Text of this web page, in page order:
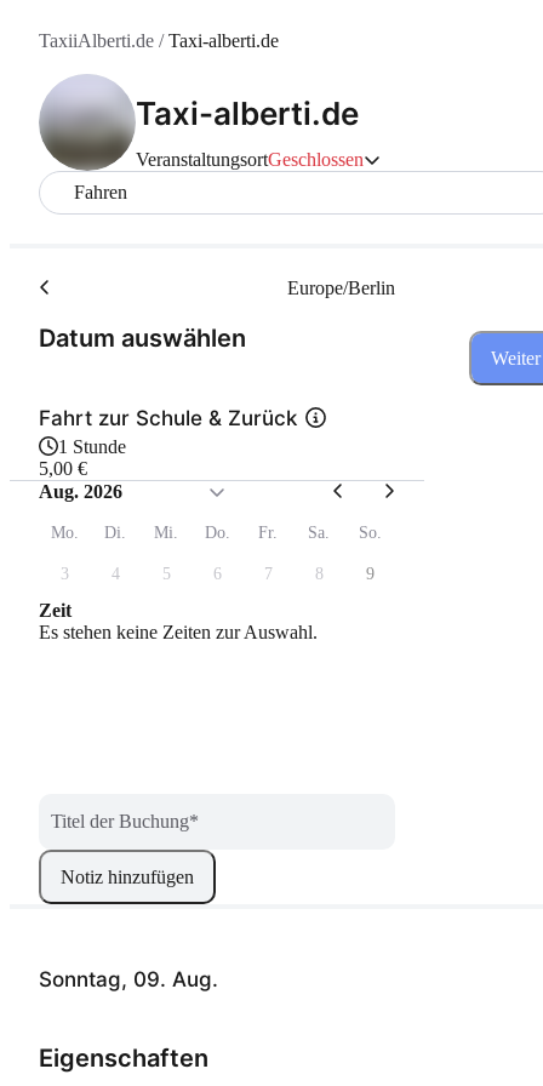
TaxiiAlberti.de /Taxi-alberti.de
Taxi-alberti.de
VeranstaltungsortGeschlossen
Fahren
Sonntag, 09. Aug.
Eigenschaften
Datum auswählen
Europe/Berlin
Fahrt zur Schule & Zurück
1 Stunde
5,00 €
Aug. 2026
Mo. Di. Mi. Do. Fr. Sa. So.
3 4 5 6 7 8 9
Zeit
Es stehen keine Zeiten zur Auswahl.
Titel der Buchung*
Notiz hinzufügen
Weiter